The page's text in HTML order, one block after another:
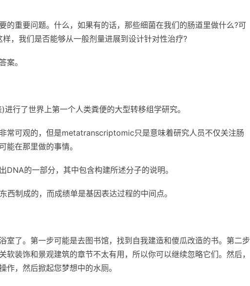
的重要问题。什么，如果有的话，那些细菌在我们的肠道里做什么?可
，我们是否能够从一般剂量进展到设计针对性治疗?
案。
行了世界上第一个人类粪便的大型转移组学研究。
常可观的，但是metatranscriptomic只是意味着研究人员不仅关注肠
能在那里做的事情。
DNA的一部分，其中包含构建所述分子的说明。
西制成的，而成绩单是基因表达过程的中间点。
室了。第一步可能是去图书馆，找到自我建造和傻瓜改造的书。第二步
软装饰和景观建筑的章节不太有用，所以你可以继续忽略它们。然后，
，然后掀起您梦想中的水厕。